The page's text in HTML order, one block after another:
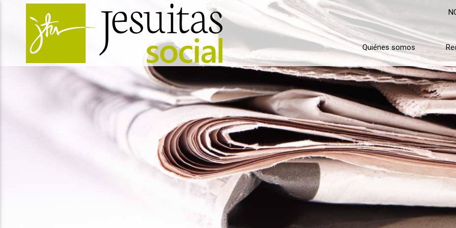
Quiénes somos